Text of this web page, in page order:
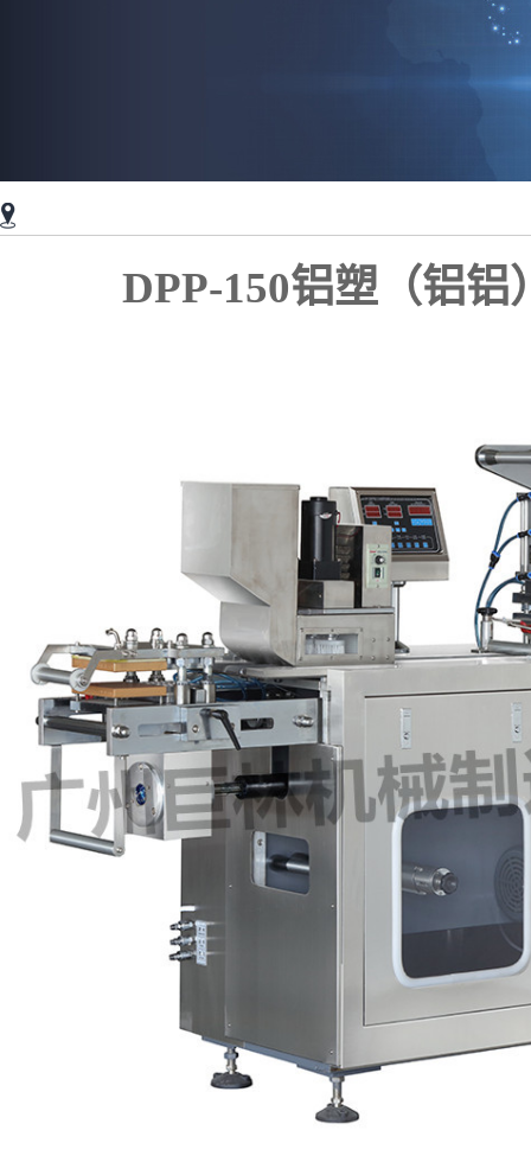
DPP-150铝塑（铝铝